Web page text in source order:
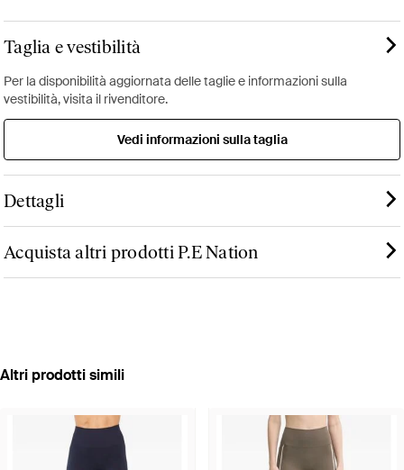
Taglia e vestibilità
Per la disponibilità aggiornata delle taglie e informazioni sulla
vestibilità, visita il rivenditore.
Vedi informazioni sulla taglia
Dettagli
Acquista altri prodotti P.E Nation
Altri prodotti simili